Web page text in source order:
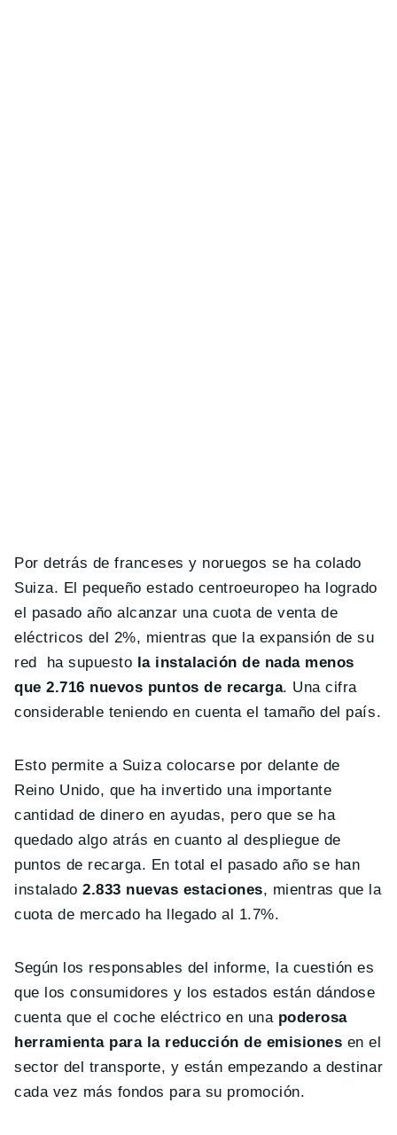
Por detrás de franceses y noruegos se ha colado
Suiza. El pequeño estado centroeuropeo ha logrado
el pasado año alcanzar una cuota de venta de
eléctricos del 2%, mientras que la expansión de su
red ha supuesto la instalación de nada menos
que 2.716 nuevos puntos de recarga. Una cifra
considerable teniendo en cuenta el tamaño del país.
Esto permite a Suiza colocarse por delante de
Reino Unido, que ha invertido una importante
cantidad de dinero en ayudas, pero que se ha
quedado algo atrás en cuanto al despliegue de
puntos de recarga. En total el pasado año se han
instalado2.833 nuevas estaciones, mientras que la
cuota de mercado ha llegado al 1.7%.
Según los responsables del informe, la cuestión es
que los consumidores y los estados están dándose
cuenta que el coche eléctrico en una poderosa
herramienta para la reducción de emisiones en el
sector del transporte, y están empezando a destinar
cada vez más fondos para su promoción.